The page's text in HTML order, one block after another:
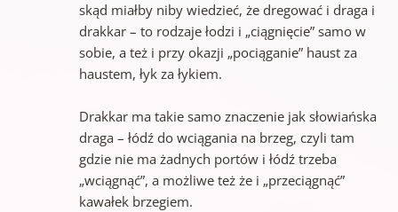
skąd miałby niby wiedzieć, że dregować i draga i
drakkar – to rodzaje łodzi i „ciągnięcie” samo w
sobie, a też i przy okazji „pociąganie” haust za
haustem, łyk za łykiem.
Drakkar ma takie samo znaczenie jak słowiańska
draga – łódź do wciągania na brzeg, czyli tam
gdzie nie ma żadnych portów i łódź trzeba
„wciągnąć”, a możliwe też że i „przeciągnąć”
kawałek brzegiem.